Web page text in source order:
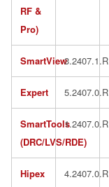
RF &
Pro)
SmartView3.2407.1.R
Expert 5.2407.0.R
SmartTools
(DRC/LVS/RDE)
1.2407.0.R
Hipex 4.2407.0.R